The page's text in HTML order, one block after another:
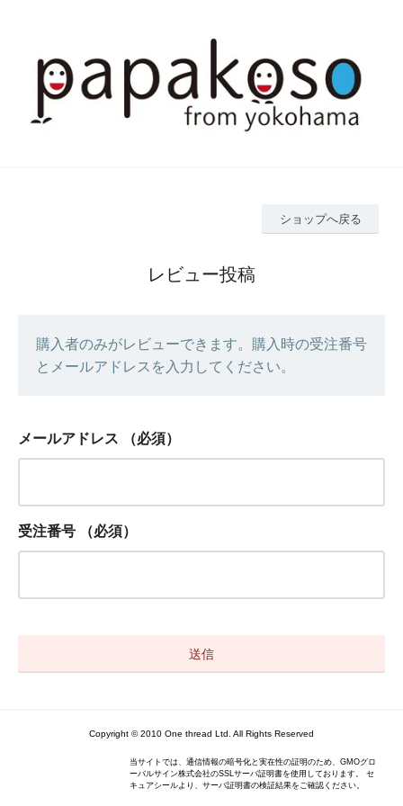
ショップへ戻る
レビュー投稿
購入者のみがレビューできます。購入時の受注番号
とメールアドレスを入力してください。
メールアドレス （必須）
受注番号 （必須）
Copyright © 2010 One thread Ltd. All Rights Reserved
当サイトでは、通信情報の暗号化と実在性の証明のため、GMOグロ
ーバルサイン株式会社のSSLサーバ証明書を使用しております。 セ
キュアシールより、サーバ証明書の検証結果をご確認ください。